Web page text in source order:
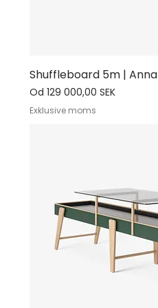
Shuffleboard 5m | Anna
Od129 000,00 SEK
Cena rabatowa